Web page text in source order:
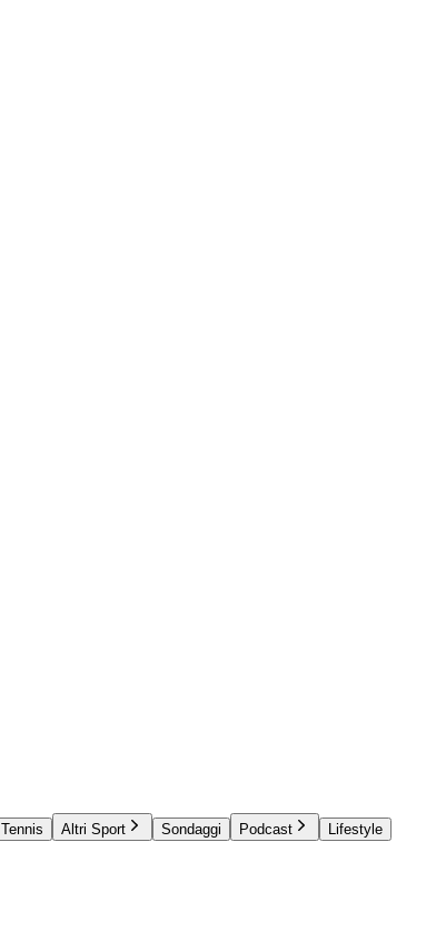
Tennis Altri Sport Sondaggi Podcast
Lifestyle